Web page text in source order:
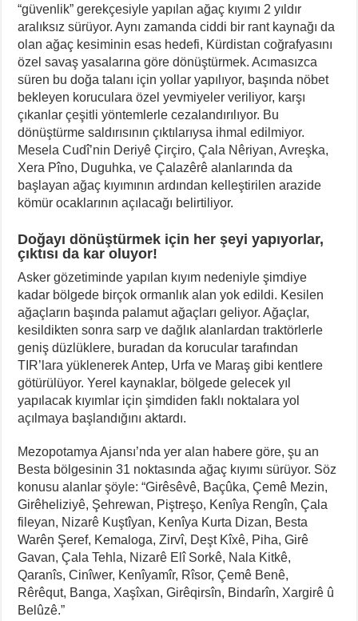
“güvenlik” gerekçesiyle yapılan ağaç kıyımı 2 yıldır
aralıksız sürüyor. Aynı zamanda ciddi bir rant kaynağı da
olan ağaç kesiminin esas hedefi, Kürdistan coğrafyasını
özel savaş yasalarına göre dönüştürmek. Acımasızca
süren bu doğa talanı için yollar yapılıyor, başında nöbet
bekleyen koruculara özel yevmiyeler veriliyor, karşı
çıkanlar çeşitli yöntemlerle cezalandırılıyor. Bu
dönüştürme saldırısının çıktılarıysa ihmal edilmiyor.
Mesela Cudî’nin Deriyê Çirçiro, Çala Nêriyan, Avreşka,
Xera Pîno, Duguhka, ve Çalazêrê alanlarında da
başlayan ağaç kıyımının ardından kelleştirilen arazide
kömür ocaklarının açılacağı belirtiliyor.
Doğayı dönüştürmek için her şeyi yapıyorlar,
çıktısı da kar oluyor!
Asker gözetiminde yapılan kıyım nedeniyle şimdiye
kadar bölgede birçok ormanlık alan yok edildi. Kesilen
ağaçların başında palamut ağaçları geliyor. Ağaçlar,
kesildikten sonra sarp ve dağlık alanlardan traktörlerle
geniş düzlüklere, buradan da korucular tarafından
TIR’lara yüklenerek Antep, Urfa ve Maraş gibi kentlere
götürülüyor. Yerel kaynaklar, bölgede gelecek yıl
yapılacak kıyımlar için şimdiden faklı noktalara yol
açılmaya başlandığını aktardı.
Mezopotamya Ajansı’nda yer alan habere göre, şu an
Besta bölgesinin 31 noktasında ağaç kıyımı sürüyor. Söz
konusu alanlar şöyle: “Girêsêvê, Baçûka, Çemê Mezin,
Girêheliziyê, Şehrewan, Piştreşo, Kenîya Rengîn, Çala
fileyan, Nizarê Kuştîyan, Kenîya Kurta Dizan, Besta
Warên Şeref, Kemaloga, Zirvî, Deşt Kîxê, Piha, Girê
Gavan, Çala Tehla, Nizarê Elî Sorkê, Nala Kitkê,
Qaranîs, Cinîwer, Kenîyamîr, Rîsor, Çemê Benê,
Rêrêqut, Banga, Xaşîxan, Girêqirsîn, Bindarîn, Xargirê û
Belûzê.”